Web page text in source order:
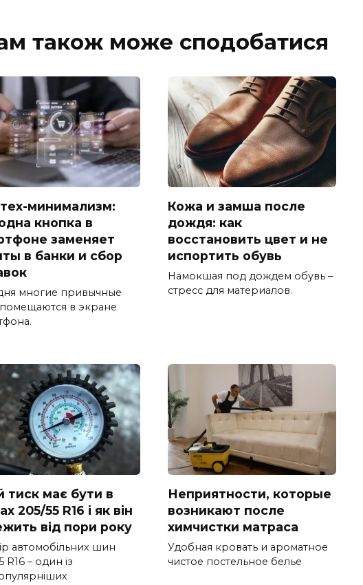
також може сподобатися
минимализм:
кнопка в
заменяет
в банки и сбор
многие привычные
в экране
Кожа и замша после
дождя: как
восстановить цвет и не
испортить обувь
Намокшая под дождем обувь –
стресс для материалов.
тиск має бути в
205/55 R16 і як він
від пори року
автомобільних шин
R16 – один із
Неприятности, которые
возникают после
химчистки матраса
Удобная кровать и ароматное
чистое постельное белье